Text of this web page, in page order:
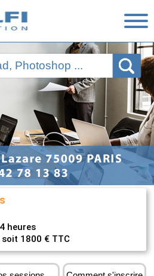
contacter
heures
1800 € TTC